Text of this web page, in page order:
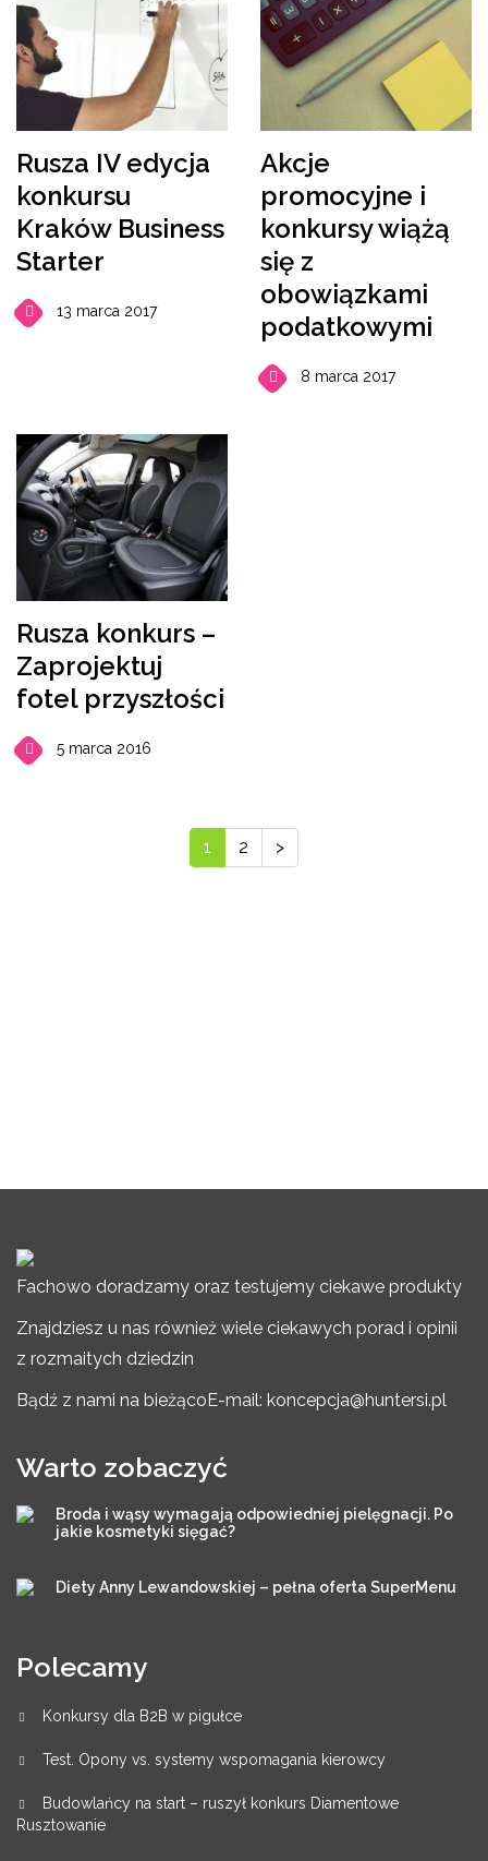
Rusza IV edycja
konkursu
Kraków Business
Starter
13 marca 2017
Akcje
promocyjne i
konkursy wiążą
się z
obowiązkami
podatkowymi
8 marca 2017
Rusza konkurs –
Zaprojektuj
fotel przyszłości
5 marca 2016
1 2 >
Fachowo doradzamy oraz testujemy ciekawe produkty
Znajdziesz u nas również wiele ciekawych porad i opinii
z rozmaitych dziedzin
Bądź z nami na bieżącoE-mail: koncepcja@huntersi.pl
Warto zobaczyć
Broda i wąsy wymagają odpowiedniej pielęgnacji. Po
jakie kosmetyki sięgać?
Diety Anny Lewandowskiej – pełna oferta SuperMenu
Polecamy
Konkursy dla B2B w pigułce
Test. Opony vs. systemy wspomagania kierowcy
Budowlańcy na start – ruszył konkurs Diamentowe
Rusztowanie